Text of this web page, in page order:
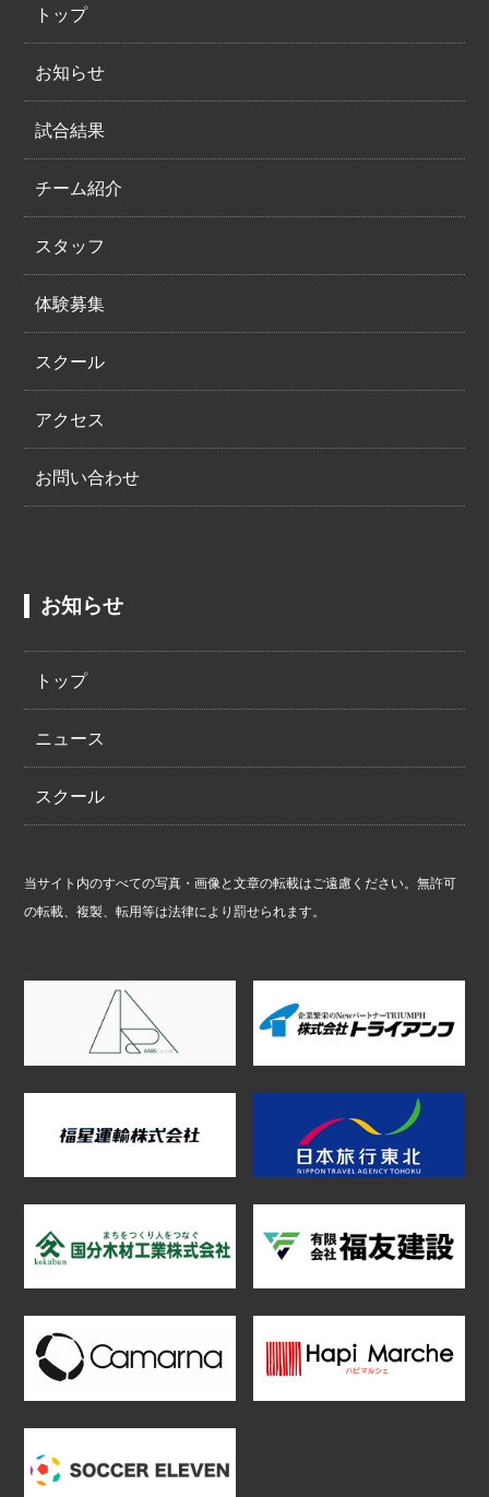
トップ
お知らせ
試合結果
チーム紹介
スタッフ
体験募集
スクール
アクセス
お問い合わせ
お知らせ
トップ
ニュース
スクール
当サイト内のすべての写真・画像と文章の転載はご遠慮ください。無許可
の転載、複製、転用等は法律により罰せられます。